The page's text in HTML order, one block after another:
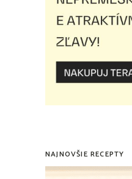
NAJNOVŠIE RECEPTY